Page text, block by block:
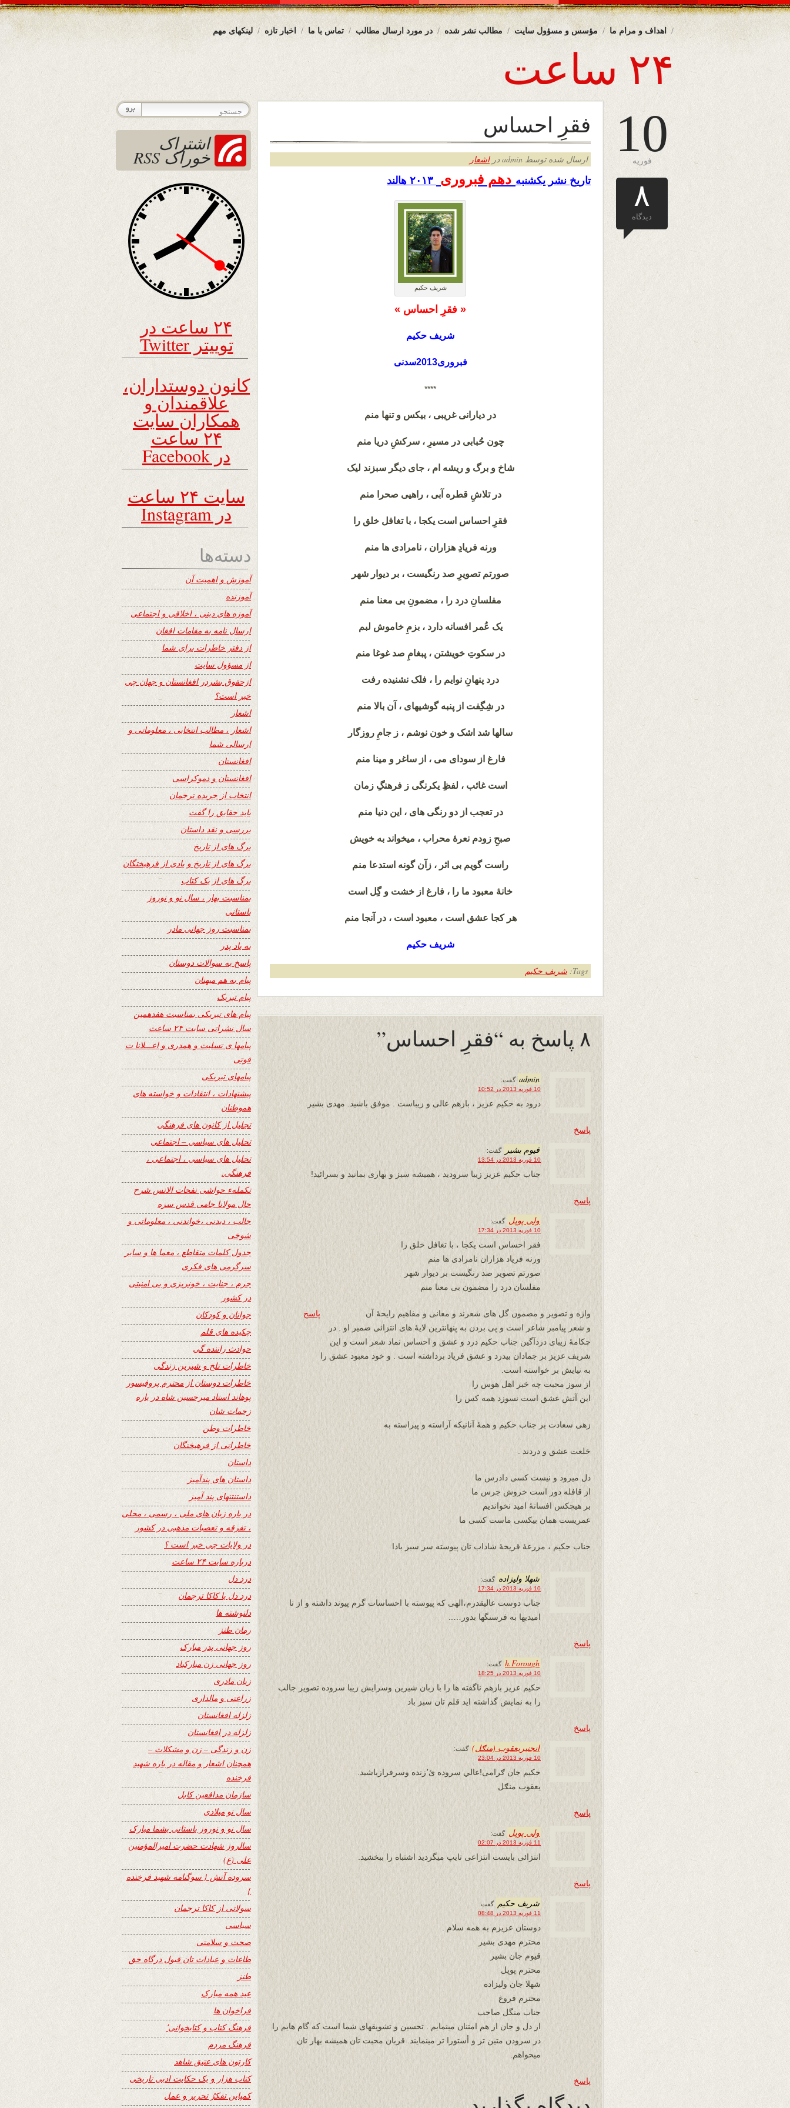
لینکهای مهم اخبار تازه تماس با ما در مورد ارسال مطالب مطالب نشر شده مؤسس و مسؤول سایت اهداف و مرام ما
۲۴ ساعت
10
فوریه
۸
دیدگاه
فقرِ احساس
ارسال شده توسط admin در اشعار
تاریخ نشر یکشنبه دهم فبروری
شریف حکیم
« فقرِ احساس »
شریف حکیم
فبروری2013سدنی
****
در دیارانی غریبی ، بیکس و تنها منم
چون حُبابی در مسیرِ ، سرکشِ دریا منم
شاخ و برگ و ریشه ام ، جای دیگر سبزند لیک
در تلاشِ قطره آبی ، راهیی صحرا منم
فقرِ احساس است یکجا ، با تغافل خلق را
ورنه فریادِ هزاران ، نامرادی ها منم
صورتم تصویرِ صد رنگیست ، بر دیوار شهر
مفلسانِ درد را ، مضمونِ بی معنا منم
یک عُمر افسانه دارد ، بزمِ خاموش لبم
در سکوتِ خویشتن ، پبغامِ صد غوغا منم
درد پنهانِ نوایم را ، فلک نشنیده رفت
در شِگِفت از پنبه گوشیهای ، آن بالا منم
سالها شد اشک و خون نوشم ، ز جامِ روزگار
فارغ از سودای می ، از ساغر و مینا منم
است غائب ، لفظِ یکرنگی ز فرهنگِ زمان
در تعجب از دو رنگی های ، این دنیا منم
صبحِ زودم نعرۀ محراب ، میخواند به خویش
راست گویم بی اثر ، زآن گونه استدعا منم
خانۀ معبود ما را ، فارغ از خشت و گِل است
هر کجا عشق است ، معبود است ، در آنجا منم
شریف حکیم
Tags: شریف حکیم
۸ پاسخ به “فقرِ احساس”
admin گفت:
10 فوریه 2013 در 10:52
درود به حکیم عزیز ، بازهم عالی و زیباست . موفق باشید. مهدی بشیر
پاسخ
قیوم بشیر گفت:
10 فوریه 2013 در 13:54
جناب حکیم عزیز زیبا سرودید ، همیشه سبز و بهاری بمانید و بسرائید!
پاسخ
ولی پوپل گفت:
10 فوریه 2013 در 17:34
فقر احساس است یکجا ، با تغافل خلق را
ورنه فریاد هزاران نامرادی ها منم
صورتم تصویر صد رنگیست بر دیوار شهر
مفلسان درد را مضمون بی معنا منم
واژه و تصویر و مضمون گل های شعرند و معانی و مفاهیم رایحۀ آن
و شعر پیامبر شاعر است و پی بردن به پنهانترین لایۀ های انتزائی ضمیر او . در
چکامۀ زیبای دردآگین جناب حکیم درد و عشق و احساس نماد شعر است و این
شریف عزیز بر جمادان بیدرد و عشق فریاد برداشته است . و خود معبود عشق را
به نیایش بر خواسته است.
از سوز محبت چه خبر اهل هوس را
این آتش عشق است نسوزد همه کس را
زهی سعادت بر جناب حکیم و همۀ آنانیکه آراسته و پیراسته به
خلعت عشق و دردند .
دل میرود و نیست کسی دادرس ما
از قافله دور است خروش جرس ما
بر هیچکس افسانۀ امید نخواندیم
عمریست همان بیکسی ماست کسی ما
جناب حکیم ، مزرعۀ قریحۀ شاداب تان پیوسته سر سبز بادا
پاسخ
شهلا ولیزاده گفت:
10 فوریه 2013 در 17:34
جناب دوست عالیقدرم،الهی که پیوسته با احساسات گرم پیوند داشته و از نا
امیدیها به فرسنگها بدور…..
پاسخ
h.Forough گفت:
10 فوریه 2013 در 18:25
حکیم عزیز بازهم ناگفته ها را با زبان شیرین وسرایش زیبا سروده تصویر جالب
را به نمایش گذاشته اید قلم تان سبز باد
پاسخ
انجنیریعقوب (منګل) گفت:
10 فوریه 2013 در 23:04
حکیم جان ګرامی!عالي سروده ئ٬زنده وسرفرازباشید.
یعقوب منګل
پاسخ
ولی پوپل گفت:
11 فوریه 2013 در 02:07
انتزائی بایست انتزاعی تایپ میگردید اشتباه را ببخشید.
پاسخ
شريف حكيم گفت:
11 فوریه 2013 در 08:48
دوستان عزيزم به همه سلام .
محترم مهدى بشير
قيوم جان بشير
محترم پوپل
شهلا جان وليزاده
محترم فروغ
جناب منگل صاحب
از دل و جان از هم امتنان مينمايم . تحسين و تشويقهاى شما است كه گام هايم را
در سرودن متين تر و أستورا تر مينمايند. قربان محبت تان هميشه بهار تان
ميخواهم.
پاسخ
اشتراک
خوراک RSS
۲۴ ساعت در
توییتر Twitter
کانون دوستداران،
علاقمندان و
همکاران سایت
۲۴ ساعت
در Facebook
سایت ۲۴ ساعت
در Instagram
دسته‌ها
آموزش و اهمیت آن
آموزنده
آموزه های دینی ، اخلاقی و اجتماعی
ارسال نامه به مقامات افغان
از دفتر خاطرات برای شما
از مسؤول سایت
ازحقوق بشردر افغانستان و جهان چی
خبر است؟
اشعار
اشعار ، مطالب انتخابی ، معلوماتی و
ارسالی شما
افغانستان
افغانستان و دموکراسی
انتخاب از جریده ترجمان
باید حقایق را گفت
بررسی و نقد داستان
برگ های از تاریخ
برگ های از تاریخ و یادی از فرهیختگان
برگ های از یک کتاب
بمناسبت بهار ، سال نو و نوروز
باستانی
بمناسبت روز جهانی مادر
به یاد پدر
پاسخ به سوالات دوستان
پیام به هم میهنان
پیام تبریک
پیام های تبریکی بمناسبت هفدهمین
سال نشراتی سایت ۲۴ ساعت
پیامها ی تسلیت و همدری و اعـــلانا ت
فوتی
پیامهای تبریکی
پیشنهادات ، انتقادات و خواسته های
هموطنان
تجلیل از کانون های فرهنگی
تحلیل های سیاسی – اجتماعی
تحلیل های سیاسی ، اجتماعی ،
فرهنگی.
تکملهء حواشی نفحات الانس شرح
حال مولانا جامی قدس سره
جالب ، دیدنی ،خواندنی ، معلوماتی و
شوخی
جدول کلمات متقاطع ، معما ها و سایر
سرگرمی های فکری
جرم ، جنایت ، خونریزی و بی امنیتی
در کشور
جوانان و کودکان
چکیده های قلم
حوادث راننده گی
خاطرات تلخ و شیرین زندگی
خاطرات دوستان از محترم پروفیسور
پوهاند استاد میرحسین شاه در باره
زحمات شان
خاطرات وطن
خاطراتی از فرهیختگان
داستان
داستان های پندآمیز
داستنتنهای پند آمیز
در باره زبان های ملی ، رسمی ، محلی
، تفرقه و تعصبات مذهبی در کشور
در ولایات چی خبر است ؟
درباره سایت ۲۴ ساعت
درد دل
درد دل با کاکا ترجمان
دلنوشته ها
رمان طنز
روز جهانی پدر مبارک
روز جهانی زن مبارکباد
زبان مادری
زراعتی و مالداری
زلزله افغانستان
زلزله در افغانستان
زن و زندگی – زن و مشکلات –
همچنان اشعار و مقاله در باره شهید
فرخنده
سازمان مدافعین کابل
سال نو میلادی
سال نو و نوروز باستانی بشما مبارک
سالروز شهادت حضرت امیرالمؤمنین
علی (ع)
سروده آتش { سوگنامه شهید فرخنده
}
سولاتی از کاکا ترجمان
سیاسی
صحت و سلامتی
طاعات و عبادات تان قبول درگاه حق
طنز
عید همه مبارک
فراخوان ها
فرهنگ کتاب و کتابخوانی٬
فرهنگ مردم
کارتون های عتیق شاهد
کتاب هزار و یک حکایت ادبی تاریخی
کمپاین تفکرُ تحریر و عمل